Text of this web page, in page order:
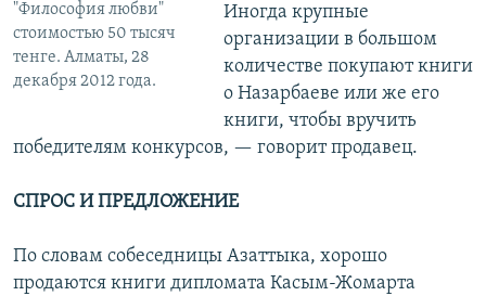
"Философия любви"
стоимостью 50 тысяч
тенге. Алматы, 28
декабря 2012 года.
Иногда крупные
организации в большом
количестве покупают книги
о Назарбаеве или же его
книги, чтобы вручить
победителям конкурсов, — говорит продавец.
СПРОС И ПРЕДЛОЖЕНИЕ
По словам собеседницы Азаттыка, хорошо
продаются книги дипломата Касым-Жомарта